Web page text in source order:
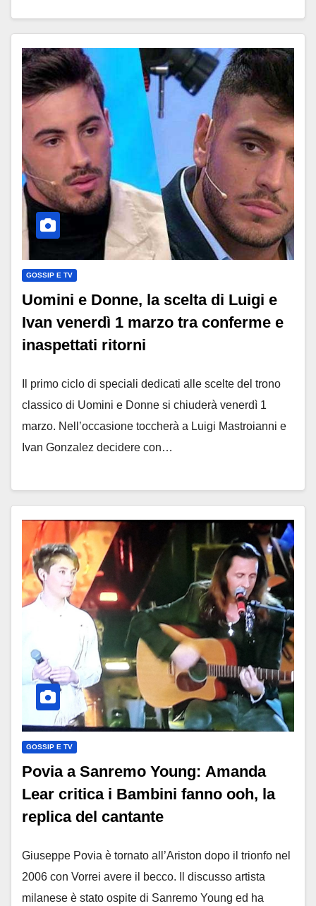
GOSSIP E TV
Uomini e Donne, la scelta di Luigi e
Ivan venerdì 1 marzo tra conferme e
inaspettati ritorni
Il primo ciclo di speciali dedicati alle scelte del trono
classico di Uomini e Donne si chiuderà venerdì 1
marzo. Nell’occasione toccherà a Luigi Mastroianni e
Ivan Gonzalez decidere con…
GOSSIP E TV
Povia a Sanremo Young: Amanda
Lear critica i Bambini fanno ooh, la
replica del cantante
Giuseppe Povia è tornato all’Ariston dopo il trionfo nel
2006 con Vorrei avere il becco. Il discusso artista
milanese è stato ospite di Sanremo Young ed ha